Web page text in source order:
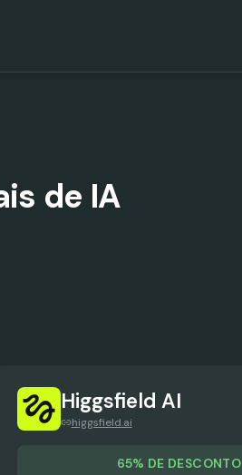
de IA
Higgsfield AI
higgsfield.ai
65% DE DESCONTO